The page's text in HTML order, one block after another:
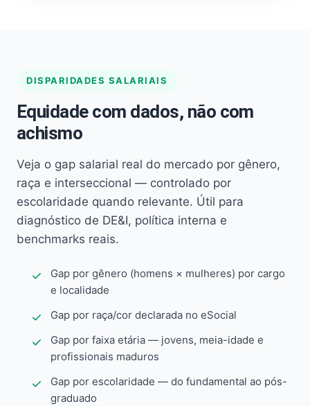
DISPARIDADES SALARIAIS
Equidade com dados, não com
achismo
Veja o gap salarial real do mercado por gênero,
raça e interseccional — controlado por
escolaridade quando relevante. Útil para
diagnóstico de DE&I, política interna e
benchmarks reais.
Gap por gênero (homens × mulheres) por cargo
e localidade
Gap por raça/cor declarada no eSocial
Gap por faixa etária — jovens, meia-idade e
profissionais maduros
Gap por escolaridade — do fundamental ao pós-
graduado